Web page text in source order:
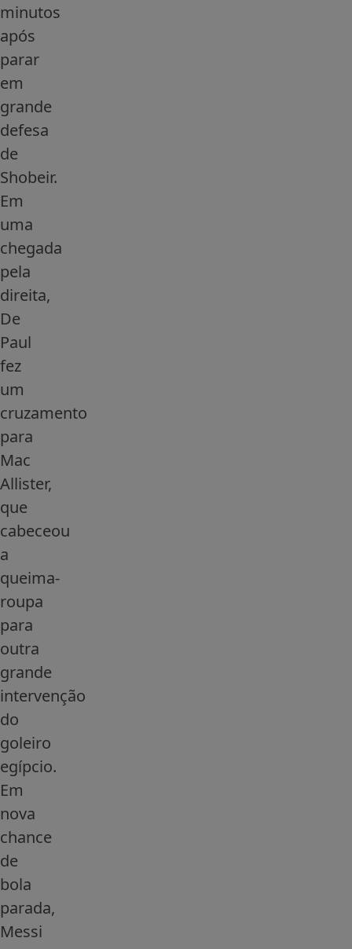
minutos
após
parar
em
grande
defesa
de
Shobeir.
Em
uma
chegada
pela
direita,
De
Paul
fez
um
cruzamento
para
Mac
Allister,
que
cabeceou
a
queima-
roupa
para
outra
grande
intervenção
do
goleiro
egípcio.
Em
nova
chance
de
bola
parada,
Messi